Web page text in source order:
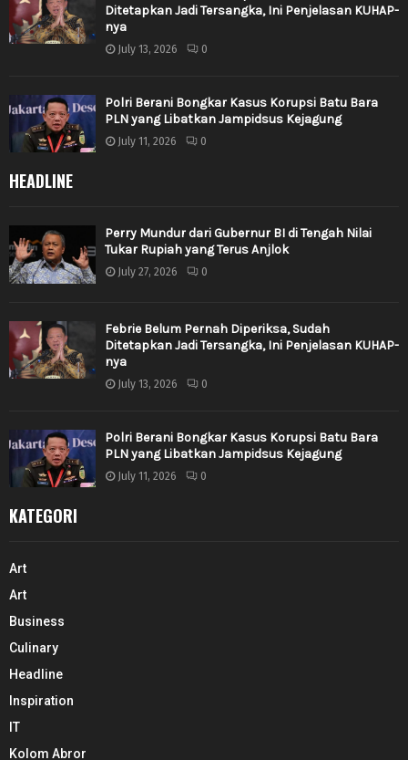
Ditetapkan Jadi Tersangka, Ini Penjelasan KUHAP-
nya
July 13, 2026 0
Polri Berani Bongkar Kasus Korupsi Batu Bara
PLN yang Libatkan Jampidsus Kejagung
July 11, 2026 0
HEADLINE
Perry Mundur dari Gubernur BI di Tengah Nilai
Tukar Rupiah yang Terus Anjlok
July 27, 2026 0
Febrie Belum Pernah Diperiksa, Sudah
Ditetapkan Jadi Tersangka, Ini Penjelasan KUHAP-
nya
July 13, 2026 0
Polri Berani Bongkar Kasus Korupsi Batu Bara
PLN yang Libatkan Jampidsus Kejagung
July 11, 2026 0
KATEGORI
Art
Art
Business
Culinary
Headline
Inspiration
IT
Kolom Abror